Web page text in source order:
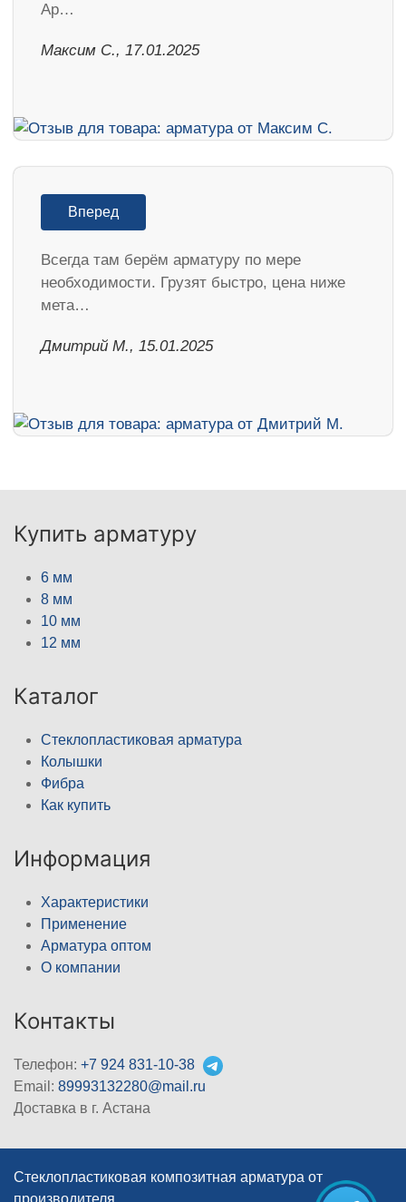
Ар…
Максим С., 17.01.2025
Вперед
Всегда там берём арматуру по мере
необходимости. Грузят быстро, цена ниже
мета…
Дмитрий М., 15.01.2025
Купить арматуру
6 мм
8 мм
10 мм
12 мм
Каталог
Стеклопластиковая арматура
Колышки
Фибра
Как купить
Информация
Характеристики
Применение
Арматура оптом
О компании
Контакты
Телефон: +7 924 831-10-38
Email: 89993132280@mail.ru
Доставка в г. Астана
Стеклопластиковая композитная арматура от
производителя